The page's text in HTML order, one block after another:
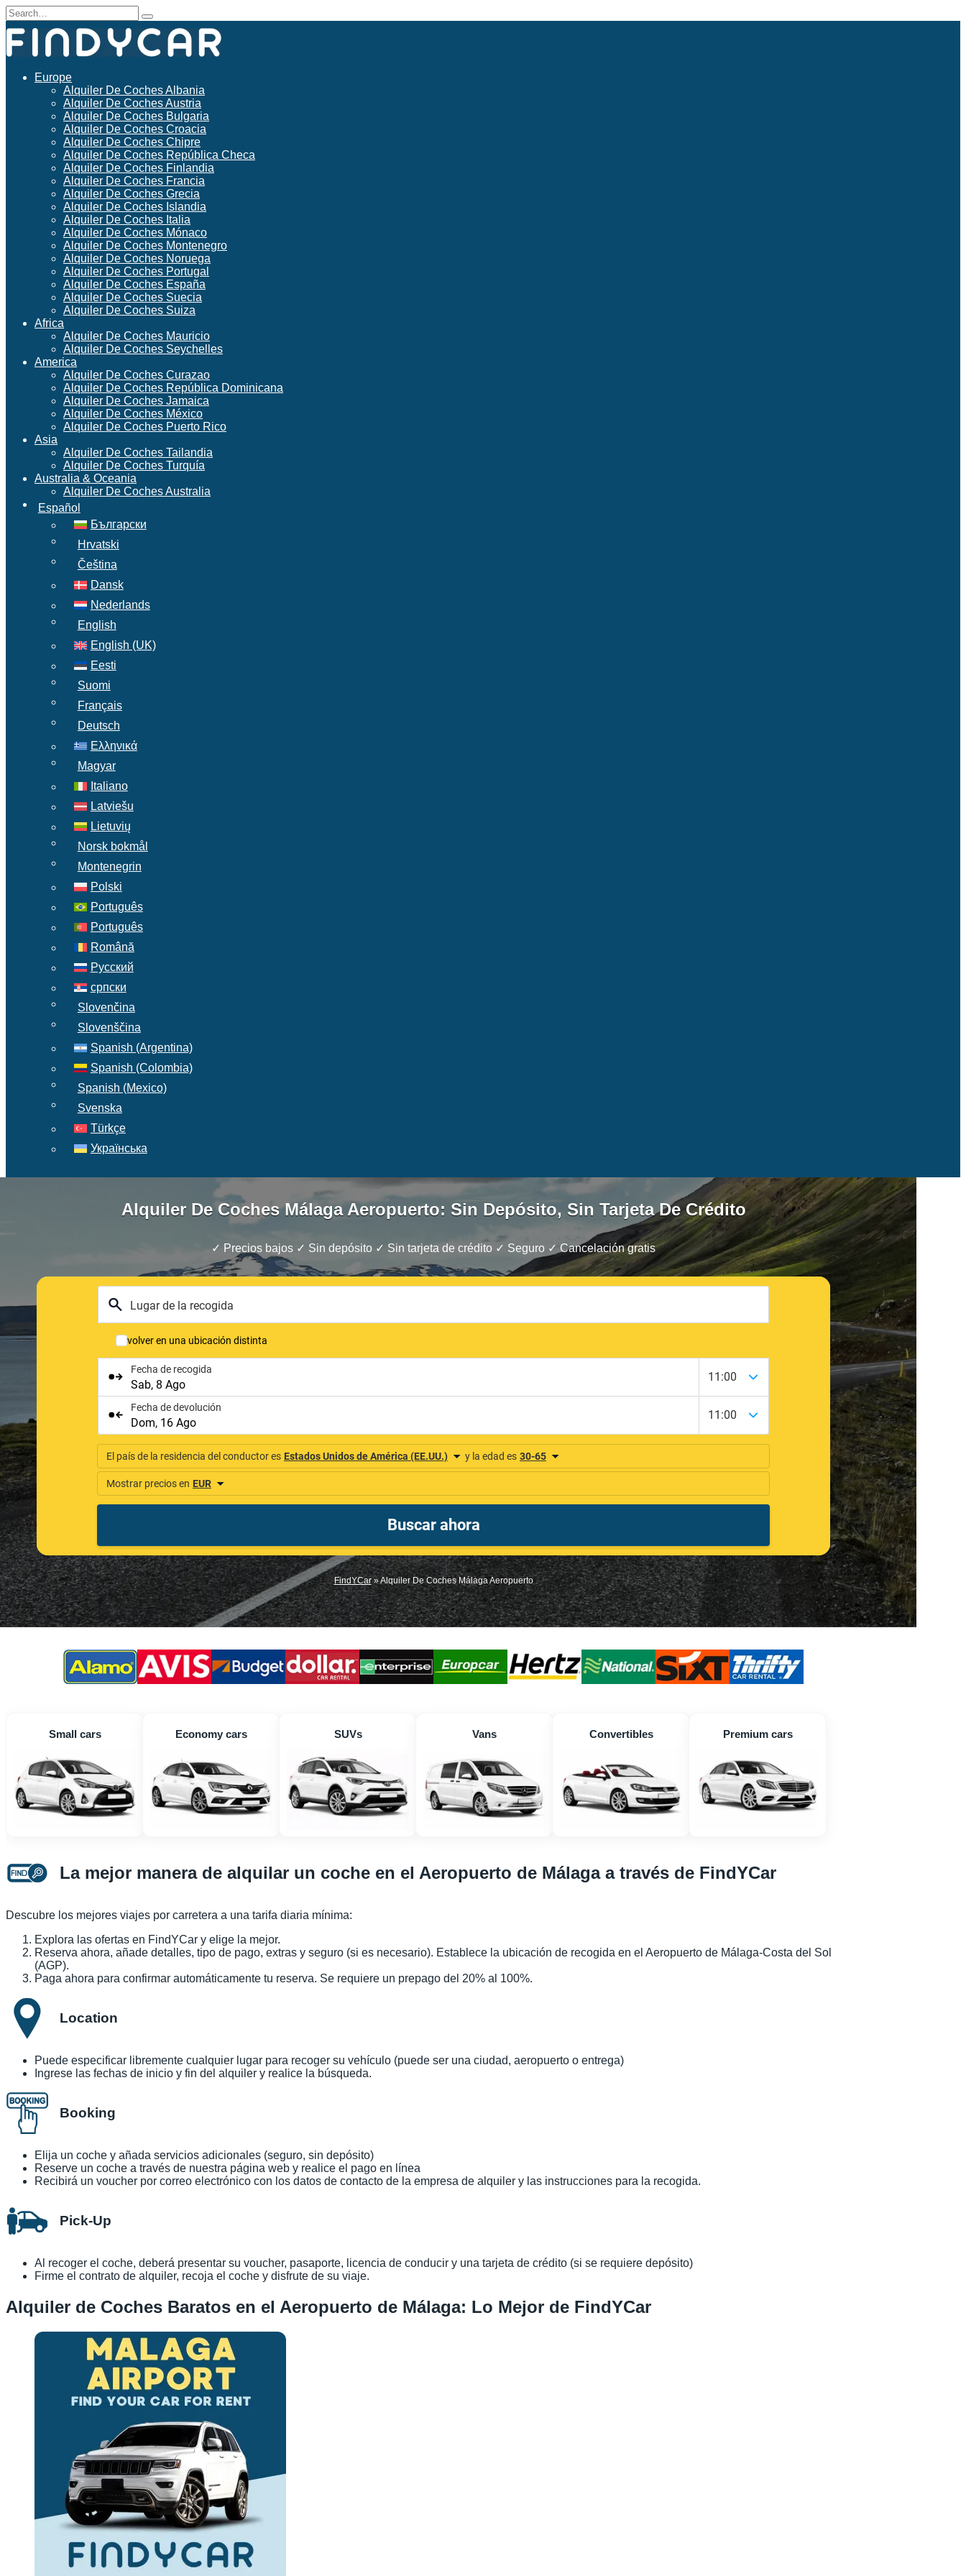
Skip
to
content
Search
for:
Europe
Alquiler De Coches Albania
Alquiler De Coches Austria
Alquiler De Coches Bulgaria
Alquiler De Coches Croacia
Alquiler De Coches Chipre
Alquiler De Coches República Checa
Alquiler De Coches Finlandia
Alquiler De Coches Francia
Alquiler De Coches Grecia
Alquiler De Coches Islandia
Alquiler De Coches Italia
Alquiler De Coches Mónaco
Alquiler De Coches Montenegro
Alquiler De Coches Noruega
Alquiler De Coches Portugal
Alquiler De Coches España
Alquiler De Coches Suecia
Alquiler De Coches Suiza
Africa
Alquiler De Coches Mauricio
Alquiler De Coches Seychelles
America
Alquiler De Coches Curazao
Alquiler De Coches República Dominicana
Alquiler De Coches Jamaica
Alquiler De Coches México
Alquiler De Coches Puerto Rico
Asia
Alquiler De Coches Tailandia
Alquiler De Coches Turquía
Australia & Oceania
Alquiler De Coches Australia
Español
Български
Hrvatski
Čeština
Dansk
Nederlands
English
English (UK)
Eesti
Suomi
Français
Deutsch
Ελληνικά
Magyar
Italiano
Latviešu
Lietuvių
Norsk bokmål
Montenegrin
Polski
Português
Português
Română
Русский
српски
Slovenčina
Slovenščina
Spanish (Argentina)
Spanish (Colombia)
Spanish (Mexico)
Svenska
Türkçe
Українська
Alquiler De Coches Málaga Aeropuerto: Sin Depósito, Sin Tarjeta De Crédito
✓ Precios bajos ✓ Sin depósito ✓ Sin tarjeta de crédito ✓ Seguro ✓ Cancelación gratis
FindYCar »Alquiler De Coches Málaga Aeropuerto
Small cars Economy cars SUVs Vans Convertibles Premium cars
La mejor manera de alquilar un coche en el Aeropuerto de Málaga a través de FindYCar
Descubre los mejores viajes por carretera a una tarifa diaria mínima:
Explora las ofertas en FindYCar y elige la mejor.
Reserva ahora, añade detalles, tipo de pago, extras y seguro (si es necesario). Establece la ubicación de recogida en el Aeropuerto de Málaga-Costa del Sol
(AGP).
Paga ahora para confirmar automáticamente tu reserva. Se requiere un prepago del 20% al 100%.
Location
Puede especificar libremente cualquier lugar para recoger su vehículo (puede ser una ciudad, aeropuerto o entrega)
Ingrese las fechas de inicio y fin del alquiler y realice la búsqueda.
Booking
Elija un coche y añada servicios adicionales (seguro, sin depósito)
Reserve un coche a través de nuestra página web y realice el pago en línea
Recibirá un voucher por correo electrónico con los datos de contacto de la empresa de alquiler y las instrucciones para la recogida.
Pick-Up
Al recoger el coche, deberá presentar su voucher, pasaporte, licencia de conducir y una tarjeta de crédito (si se requiere depósito)
Firme el contrato de alquiler, recoja el coche y disfrute de su viaje.
Alquiler de Coches Baratos en el Aeropuerto de Málaga: Lo Mejor de FindYCar